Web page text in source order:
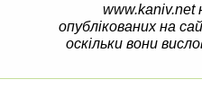
www.kaniv.net
опублікованих на
оскільки вони